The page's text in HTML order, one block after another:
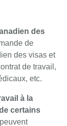
des
de
des visas et
de travail,
etc.
à la
certains